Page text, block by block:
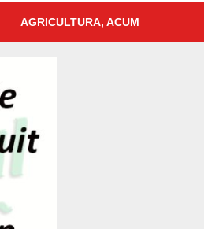
AGRICULTURA, ACUM